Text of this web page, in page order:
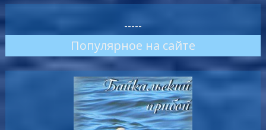
-----
Популярное на сайте